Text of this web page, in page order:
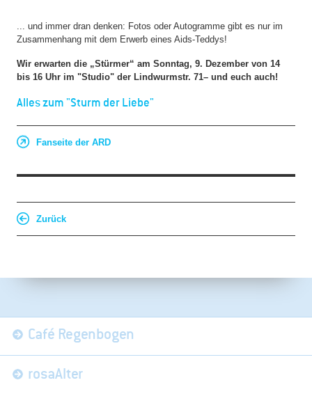
... und immer dran denken: Fotos oder Autogramme gibt es nur im
Zusammenhang mit dem Erwerb eines Aids-Teddys!
Wir erwarten die „Stürmer“ am Sonntag, 9. Dezember von 14
bis 16 Uhr im "Studio" der Lindwurmstr. 71– und euch auch!
Alles zum "Sturm der Liebe"
Fanseite der ARD
Zurück
überspringenCafé Regenbogen
rosaAlter